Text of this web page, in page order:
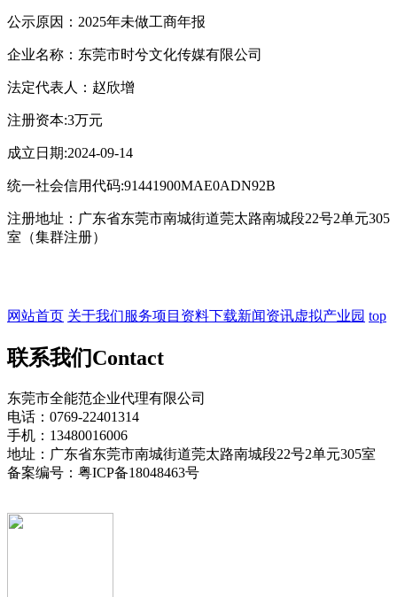
公示原因：2025年未做工商年报
企业名称：东莞市时兮文化传媒有限公司
法定代表人：赵欣增
注册资本:3万元
成立日期:2024-09-14
统一社会信用代码:91441900MAE0ADN92B
注册地址：广东省东莞市南城街道莞太路南城段22号2单元305
室（集群注册）
网站首页 关于我们服务项目 资料下载新闻资讯虚拟产业园 top
联系我们Contact
东莞市全能范企业代理有限公司
电话：0769-22401314
手机：13480016006
地址：广东省东莞市南城街道莞太路南城段22号2单元305室
备案编号：粤ICP备18048463号